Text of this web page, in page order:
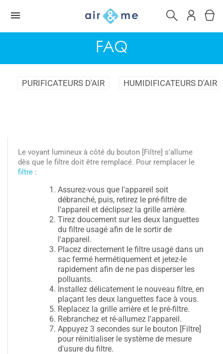
FAQ
PURIFICATEURS D'AIR HUMIDIFICATEURS D'AIR
Le voyant lumineux à côté du bouton [Filtre] s'allume
dès que le filtre doit être remplacé. Pour remplacer le
filtre :
Assurez-vous que l'appareil soit
débranché, puis, retirez le pré-filtre de
l'appareil et déclipsez la grille arrière.
Tirez doucement sur les deux languettes
du filtre usagé afin de le sortir de
l'appareil.
Placez directement le filtre usagé dans un
sac fermé hermétiquement et jetez-le
rapidement afin de ne pas disperser les
polluants.
Installez délicatement le nouveau filtre, en
plaçant les deux languettes face à vous.
Replacez la grille arrière et le pré-filtre.
Rebranchez et ré-allumez l'appareil.
Appuyez 3 secondes sur le bouton [Filtre]
pour réinitialiser le système de mesure
d'usure du filtre.